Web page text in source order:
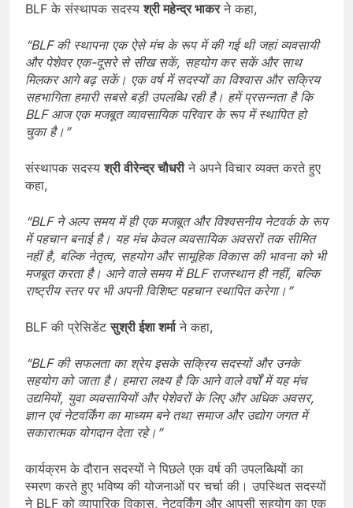
BLF के संस्थापक सदस्यश्रीमहेन्द्रभाकरने कहा,
“BLFकी स्थापना एकऐसेमंचके रूपमेंकी गई थी जहांव्यवसायी
और पेशेवरएक-दूसरे से सीख सकें, सहयोगकर सकेंऔर साथ
मिलकरआगेबढ़ सकें। एकवर्षमें सदस्योंका विश्वासऔर सक्रिय
सहभागिता हमारी सबसेबड़ी उपलब्धि रही है। हमें प्रसन्नता हैकि
BLFआजएकमजबूतव्यावसायिक परिवारके रूपमें स्थापितहो
चुका है।”
संस्थापक सदस्यश्रीवीरेन्द्रचौधरीने अपने विचार व्यक्त करते हुए
कहा,
“BLF नेअल्प समयमेंही एकमजबूतऔरविश्वसनीय नेटवर्कके रूप
में पहचानबनाईहै। यहमंचकेवलव्यवसायिकअवसरोंतक सीमित
नहींहै, बल्कि नेतृत्व, सहयोगऔर सामूहिकविकासकी भावना को भी
मजबूतकरता है। आनेवाले समयमें BLF राजस्थानही नहीं, बल्कि
राष्ट्रीय स्तर पर भी अपनी विशिष्ट पहचान स्थापितकरेगा।”
BLF की प्रेसिडेंटसुश्रीईशाशर्माने कहा,
“BLFकी सफलता का श्रेयइसके सक्रिय सदस्योंऔर उनके
सहयोगको जाता है। हमारा लक्ष्यहैकिआनेवालेवर्षोंमें यहमंच
उद्यमियों, युवा व्यवसायियोंऔर पेशेवरोंकेलिएऔरअधिकअवसर,
ज्ञानएवं नेटवर्किंगका माध्यमबनेतथा समाजऔर उद्योग जगतमें
सकारात्मक योगदानदेता रहे।”
कार्यक्रम के दौरान सदस्यों ने पिछले एक वर्ष की उपलब्धियों का
स्मरण करते हुए भविष्य की योजनाओं पर चर्चा की। उपस्थित सदस्यों
ने BLF को व्यापारिक विकास, नेटवर्किंग और आपसी सहयोग का एक